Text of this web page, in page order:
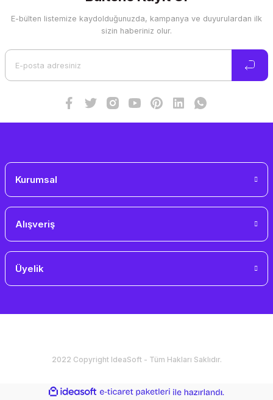
E-bülten listemize kaydolduğunuzda, kampanya ve duyurulardan ilk
sizin haberiniz olur.
Kurumsal
Alışveriş
Üyelik
2022 Copyright IdeaSoft - Tüm Hakları Saklıdır.
ideasoft
e-